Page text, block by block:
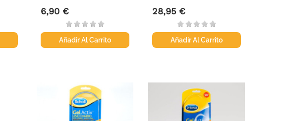
Precio
6,90 €
Añadir Al Carrito
Precio
28,95 €
Añadir Al Carrito